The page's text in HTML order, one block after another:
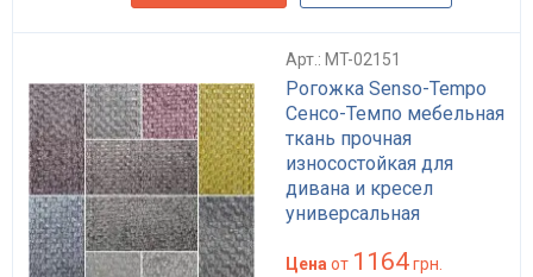
Арт.: MT-02151
Рогожка Senso-Tempo
Сенсо-Темпо мебельная
ткань прочная
износостойкая для
дивана и кресел
универсальная
Цена от 1164грн.